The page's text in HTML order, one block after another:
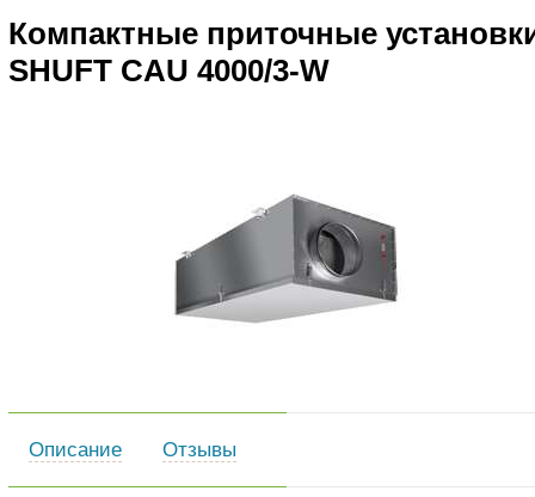
Компактные приточные
SHUFT CAU 4000/3-W
Описание Отзывы